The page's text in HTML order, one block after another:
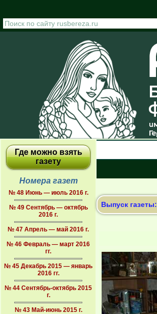
Где можно взять
газету
Номера газет
№ 48 Июнь — июль 2016 г.
№ 49 Сентябрь — октябрь
2016 г.
№ 47 Апрель — май 2016 г.
№ 46 Февраль — март 2016
гг.
№ 45 Декабрь 2015 — январь
2016 гг.
№ 44 Сентябрь-октябрь 2015
г.
№ 43 Май-июнь 2015 г.
Выпуск газеты: